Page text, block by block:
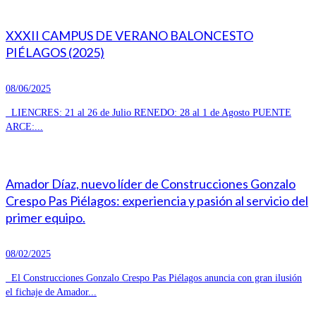
XXXII CAMPUS DE VERANO BALONCESTO
PIÉLAGOS (2025)
08/06/2025
LIENCRES: 21 al 26 de Julio RENEDO: 28 al 1 de Agosto PUENTE
ARCE:...
Amador Díaz, nuevo líder de Construcciones Gonzalo
Crespo Pas Piélagos: experiencia y pasión al servicio del
primer equipo.
08/02/2025
El Construcciones Gonzalo Crespo Pas Piélagos anuncia con gran ilusión
el fichaje de Amador...